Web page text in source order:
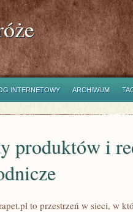
INTERNETOWY ARCHIWUM
produktów i
to przestrzeń w sieci, w